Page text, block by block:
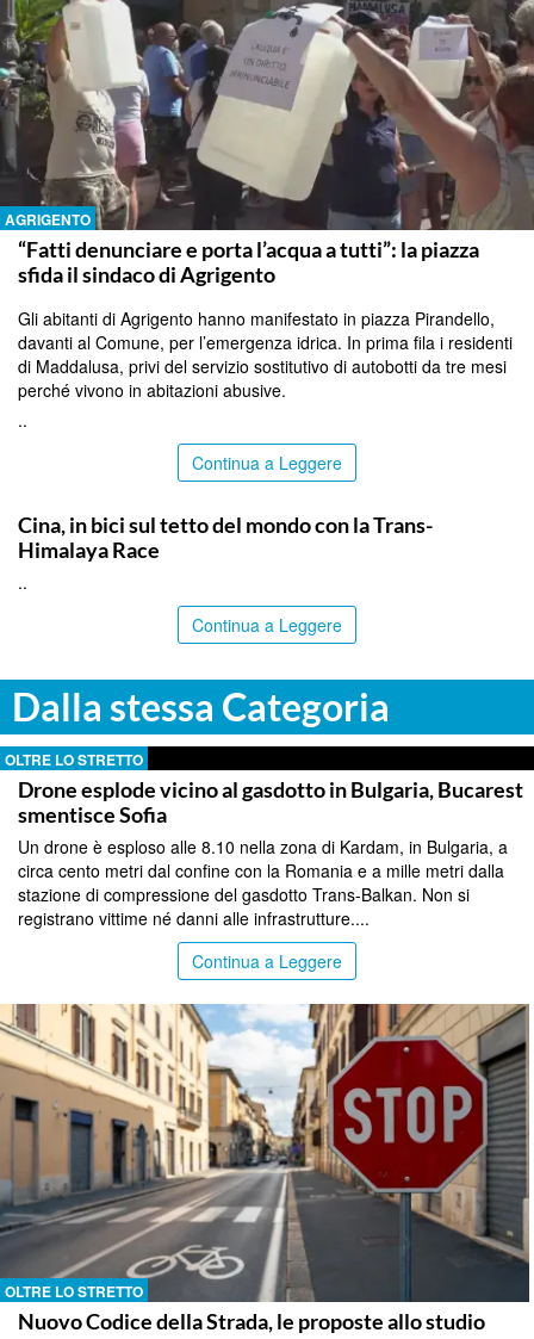
AGRIGENTO
“Fatti denunciare e porta l’acqua a tutti”: la piazza
sfida il sindaco di Agrigento
Gli abitanti di Agrigento hanno manifestato in piazza Pirandello,
davanti al Comune, per l’emergenza idrica. In prima fila i residenti
di Maddalusa, privi del servizio sostitutivo di autobotti da tre mesi
perché vivono in abitazioni abusive.
..
Continua a Leggere
Cina, in bici sul tetto del mondo con la Trans-
Himalaya Race
..
Continua a Leggere
Dalla stessa Categoria
OLTRE LO STRETTO
Drone esplode vicino al gasdotto in Bulgaria, Bucarest
smentisce Sofia
Un drone è esploso alle 8.10 nella zona di Kardam, in Bulgaria, a
circa cento metri dal confine con la Romania e a mille metri dalla
stazione di compressione del gasdotto Trans-Balkan. Non si
registrano vittime né danni alle infrastrutture....
Continua a Leggere
OLTRE LO STRETTO
Nuovo Codice della Strada, le proposte allo studio